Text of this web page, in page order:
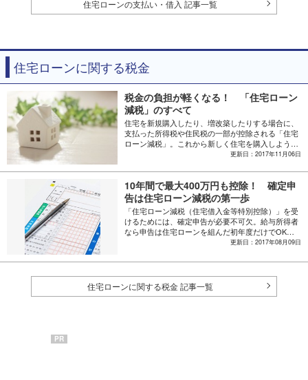
住宅ローンの支払い・借入 記事一覧
住宅ローンに関する税金
税金の負担が軽くなる！ 「住宅ローン
減税」のすべて
住宅を新規購入したり、増改築したりする場合に、
支払った所得税や住民税の一部が控除される「住宅
ローン減税」。これから新しく住宅を購入しようと
考えている人や、増改築工事を検討している人は、
用条件についてご紹介します。
更新日：2017年11月06日
10年間で最大400万円も控除！ 確定申
告は住宅ローン減税の第一歩
「住宅ローン減税（住宅借入金等特別控除）」を受
けるためには、確定申告が必要不可欠。給与所得者
なら申告は住宅ローンを組んだ初年度だけでOKな
ので、申告書の書き方、必要書類の種類と入手先な
更新日：2017年08月09日
住宅ローンに関する税金 記事一覧
PR